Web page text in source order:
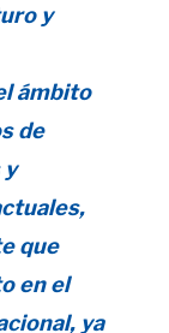
y
ámbito
de
y
que
en el
ya